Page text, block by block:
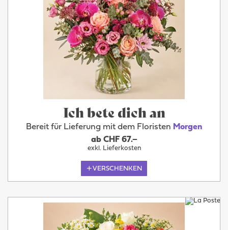
Ich bete dich an
Bereit für Lieferung mit dem Floristen Morgen
ab CHF 67.–
exkl. Lieferkosten
VERSCHENKEN